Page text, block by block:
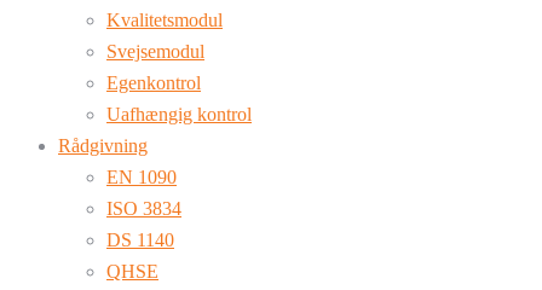
Kvalitetsmodul
Svejsemodul
Egenkontrol
Uafhængig kontrol
Rådgivning
EN 1090
ISO 3834
DS 1140
QHSE